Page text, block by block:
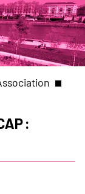
: